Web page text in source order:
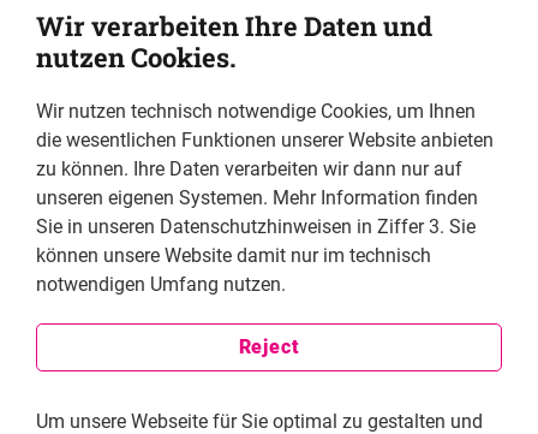
Foreword //
Wir verarbeiten Ihre Daten und
nutzen Cookies.
Wir nutzen technisch notwendige Cookies, um Ihnen
die wesentlichen Funktionen unserer Website anbieten
zu können. Ihre Daten verarbeiten wir dann nur auf
unseren eigenen Systemen. Mehr Information finden
Sie in unseren Datenschutzhinweisen in Ziffer 3. Sie
können unsere Website damit nur im technisch
notwendigen Umfang nutzen.
Reject
Um unsere Webseite für Sie optimal zu gestalten und